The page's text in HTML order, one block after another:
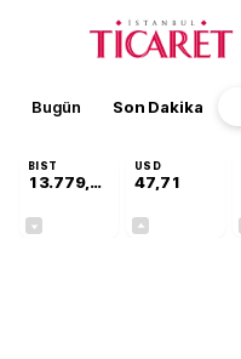
Bugün Son Dakika
BIST
13.779,39
USD
47,71